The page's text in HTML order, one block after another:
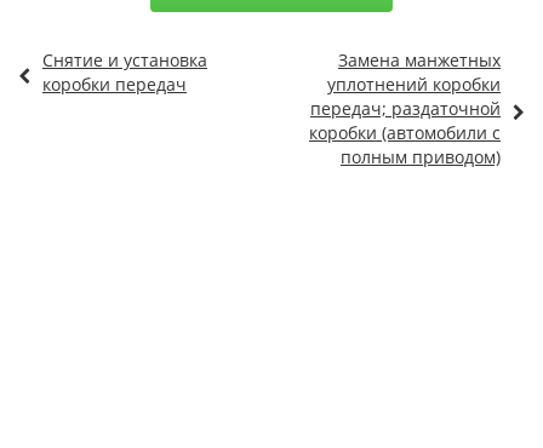
Снятие и установка
коробки передач
Замена манжетных
уплотнений коробки
передач; раздаточной
коробки (автомобили с
полным приводом)